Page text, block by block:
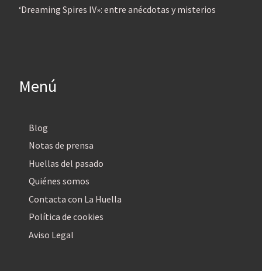
‘Dreaming Spires IV»: entre anécdotas y misterios
Menú
Blog
Notas de prensa
Huellas del pasado
Quiénes somos
Contacta con La Huella
Política de cookies
Aviso Legal